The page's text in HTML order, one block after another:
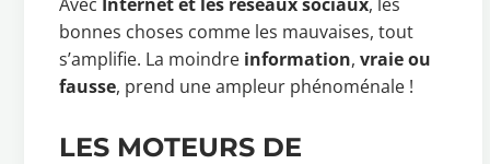
bonnes choses comme les mauvaises, tout
s’amplifie. La moindre information,vraie ou
fausse, prend une ampleur phénoménale !
LES MOTEURS DE